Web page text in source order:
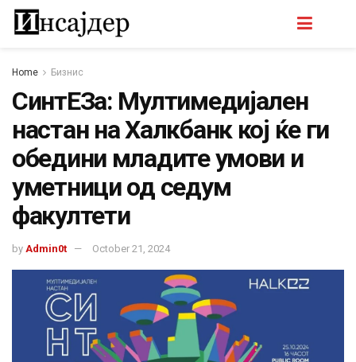
Home Бизнис
СинтЕЗа: Мултимедијален
настан на Халкбанк кој ќе ги
обедини младите умови и
уметници од седум
факултети
by Admin0t October 21, 2024